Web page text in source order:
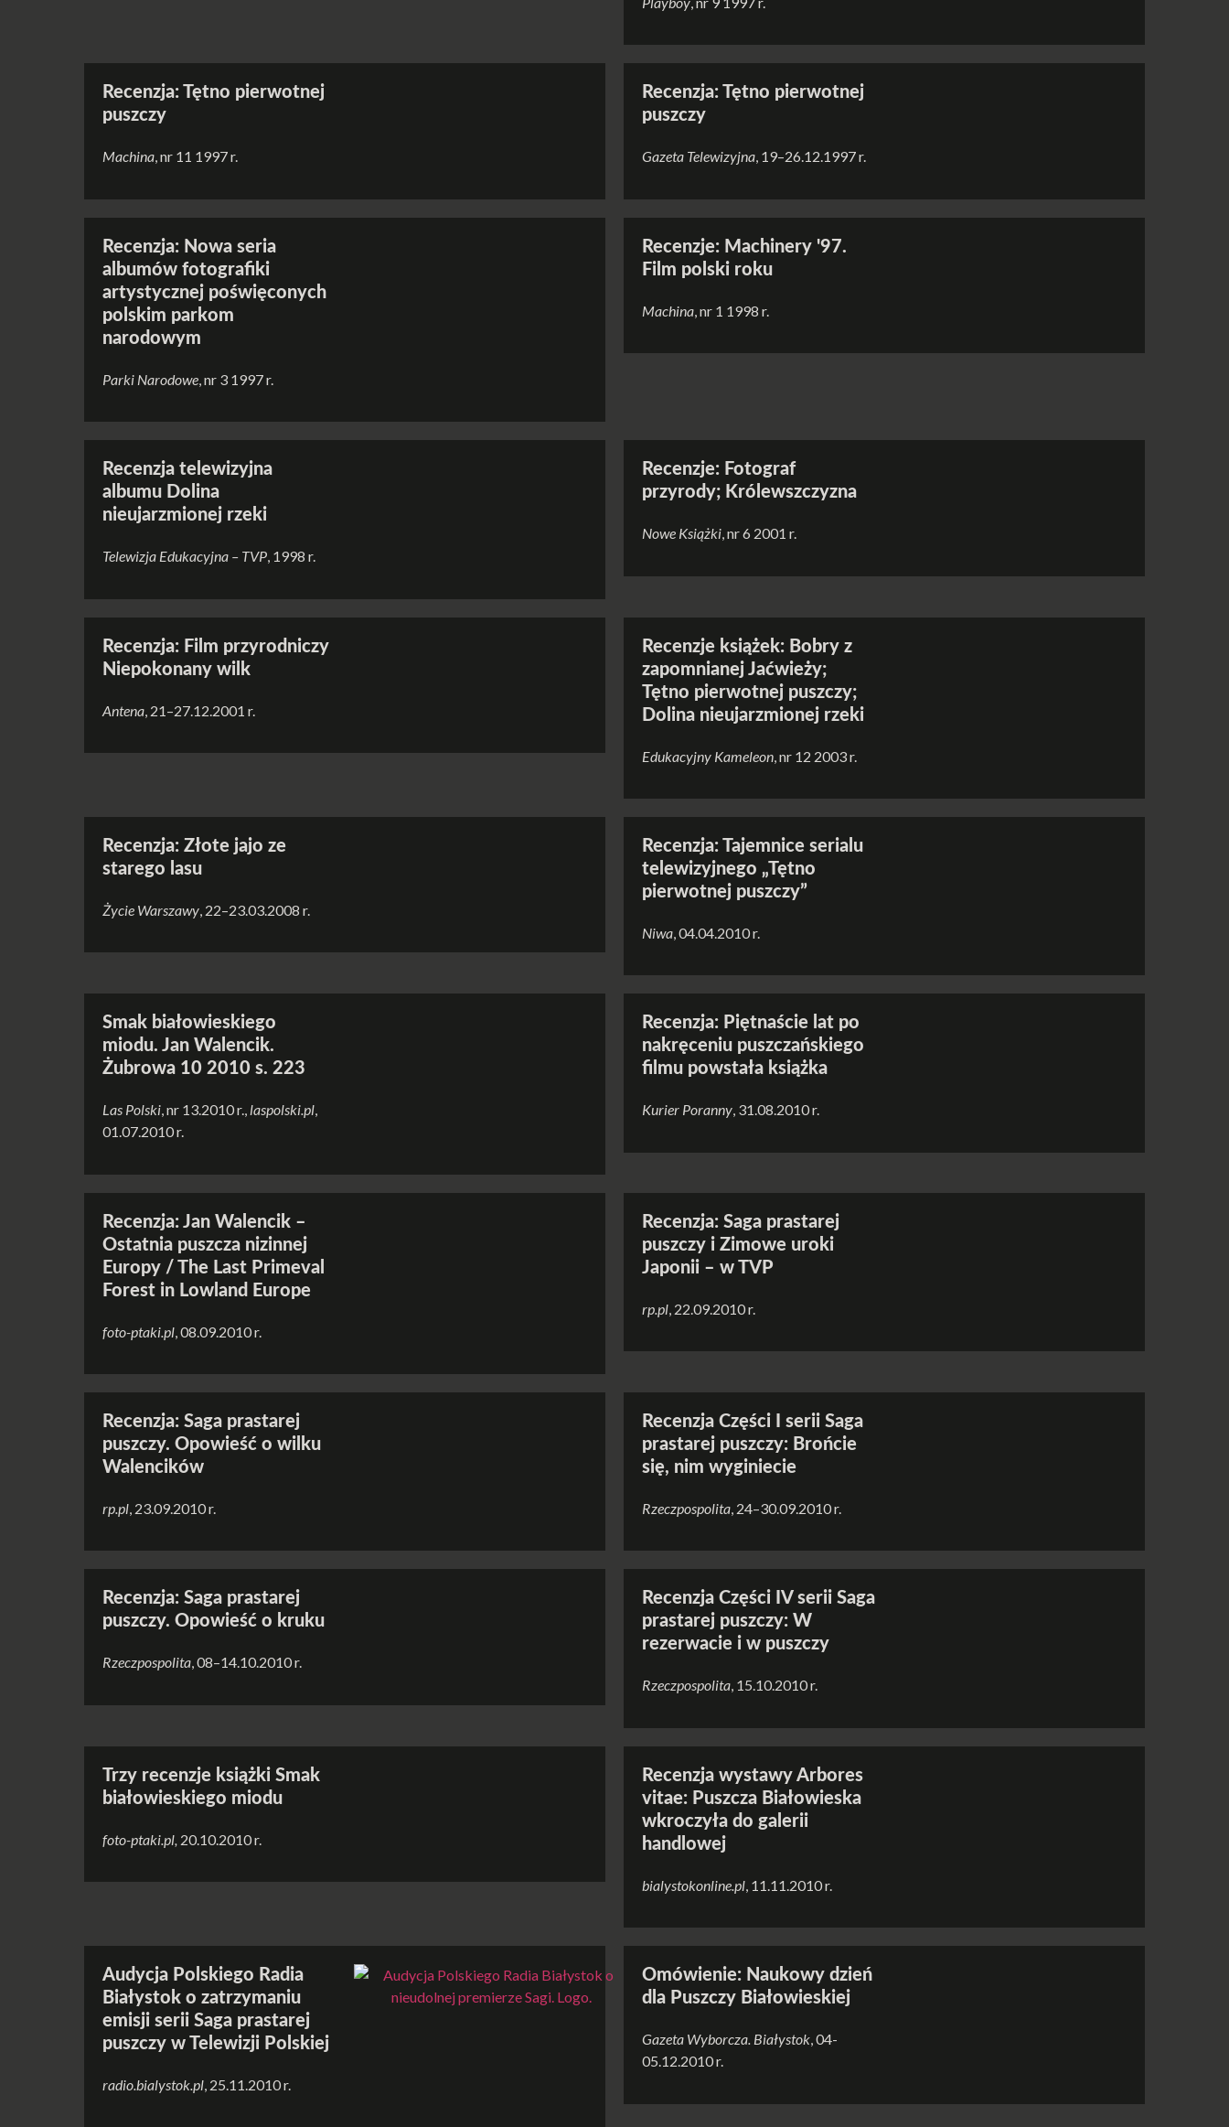
Recenzja: Tętno pierwotnej
puszczy
Machina, nr 11 1997 r.
Recenzja: Tętno pierwotnej
puszczy
Gazeta Telewizyjna, 19–26.12.1997 r.
Recenzja: Nowa seria
albumów fotografiki
artystycznej poświęconych
polskim parkom
narodowym
Parki Narodowe , nr 3 1997 r.
Recenzje: Machinery '97.
Film polski roku
Machina , nr 1 1998 r.
Recenzja telewizyjna
albumu Dolina
nieujarzmionej rzeki
Telewizja Edukacyjna – TVP, 1998 r.
Recenzje: Fotograf
przyrody; Królewszczyzna
Nowe Książki, nr 6 2001 r.
Recenzja: Film przyrodniczy
Niepokonany wilk
Antena , 21–27.12.2001 r.
Recenzje książek: Bobry z
zapomnianej Jaćwieży;
Tętno pierwotnej puszczy;
Dolina nieujarzmionej rzeki
Edukacyjny Kameleon , nr 12 2003 r.
Recenzja: Złote jajo ze
starego lasu
Życie Warszawy, 22–23.03.2008 r.
Recenzja: Tajemnice serialu
telewizyjnego „Tętno
pierwotnej puszczy”
Niwa, 04.04.2010 r.
Smak białowieskiego
miodu. Jan Walencik.
Żubrowa 10 2010 s. 223
Las Polski, nr 13.2010 r., laspolski.pl,
01.07.2010 r.
Recenzja: Piętnaście lat po
nakręceniu puszczańskiego
filmu powstała książka
Kurier Poranny, 31.08.2010 r.
Recenzja: Jan Walencik –
Ostatnia puszcza nizinnej
Europy / The Last Primeval
Forest in Lowland Europe
foto-ptaki.pl , 08.09.2010 r.
Recenzja: Saga prastarej
puszczy i Zimowe uroki
Japonii – w TVP
rp.pl , 22.09.2010 r.
Recenzja: Saga prastarej
puszczy. Opowieść o wilku
Walencików
rp.pl, 23.09.2010 r.
Recenzja Części I serii Saga
prastarej puszczy: Brońcie
się, nim wyginiecie
Rzeczpospolita, 24–30.09.2010 r.
Recenzja: Saga prastarej
puszczy. Opowieść o kruku
Rzeczpospolita, 08–14.10.2010 r.
Recenzja Części IV serii Saga
prastarej puszczy: W
rezerwacie i w puszczy
Rzeczpospolita, 15.10.2010 r.
Trzy recenzje książki Smak
białowieskiego miodu
foto-ptaki.pl, 20.10.2010 r.
Recenzja wystawy Arbores
vitae: Puszcza Białowieska
wkroczyła do galerii
handlowej
bialystokonline.pl, 11.11.2010 r.
Audycja Polskiego Radia
Białystok o zatrzymaniu
emisji serii Saga prastarej
puszczy w Telewizji Polskiej
radio.bialystok.pl, 25.11.2010 r.
Omówienie: Naukowy dzień
dla Puszczy Białowieskiej
Gazeta Wyborcza. Białystok, 04-
05.12.2010 r.